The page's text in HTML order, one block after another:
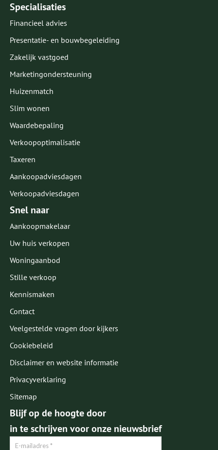
Specialisaties
Financieel advies
Presentatie- en bouwbegeleiding
Zakelijk vastgoed
Marketingondersteuning
Huizenmatch
Slim wonen
Waardebepaling
Verkoopoptimalisatie
Taxeren
Aankoopadviesdagen
Verkoopadviesdagen
Snel naar
Aankoopmakelaar
Uw huis verkopen
Woningaanbod
Stille verkoop
Kennismaken
Contact
Veelgestelde vragen door kijkers
Cookiebeleid
Disclaimer en website informatie
Privacyverklaring
Sitemap
Blijf op de hoogte door
in te schrijven voor onze nieuwsbrief